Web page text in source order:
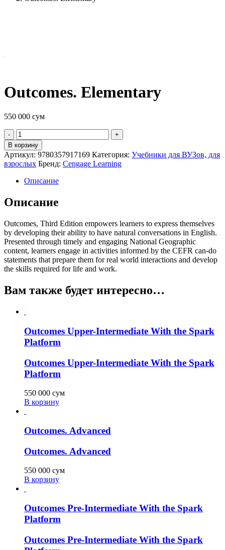
Outcomes. Elementary
550 000 сум
Quantity
В корзину
Артикул: 9780357917169 Категория: Учебники для ВУЗов, для
взрослых Бренд: Cengage Learning
Описание
Описание
Outcomes, Third Edition empowers learners to express themselves
by developing their ability to have natural conversations in English.
Presented through timely and engaging National Geographic
content, learners engage in activities informed by the CEFR can-do
statements that prepare them for real world interactions and develop
the skills required for life and work.
Вам также будет интересно…
Outcomes Upper-Intermediate With the Spark
Platform
Outcomes Upper-Intermediate With the Spark
Platform
550 000 сум
В корзину
Outcomes. Advanced
Outcomes. Advanced
550 000 сум
В корзину
Outcomes Pre-Intermediate With the Spark
Platform
Outcomes Pre-Intermediate With the Spark